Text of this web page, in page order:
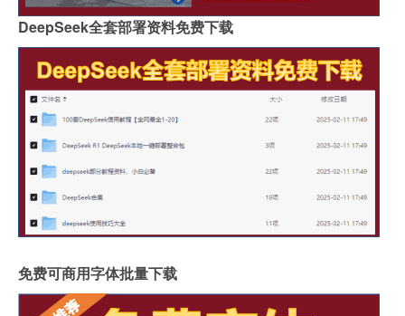
DeepSeek全套部署资料免费下载
免费可商用字体批量下载